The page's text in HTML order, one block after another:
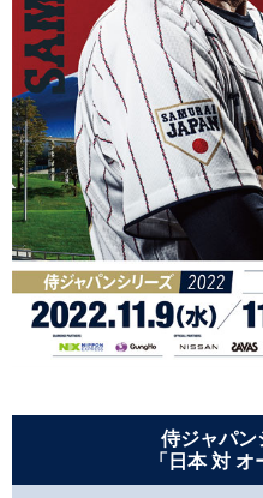
侍ジャパン
「日本 対 オ